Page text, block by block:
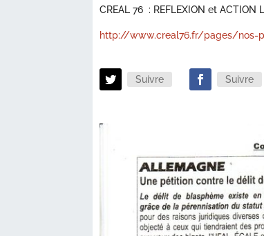
CREAL 76 : REFLEXION et ACTION
http://www.creal76.fr/pages/nos-
Suivre Suivre